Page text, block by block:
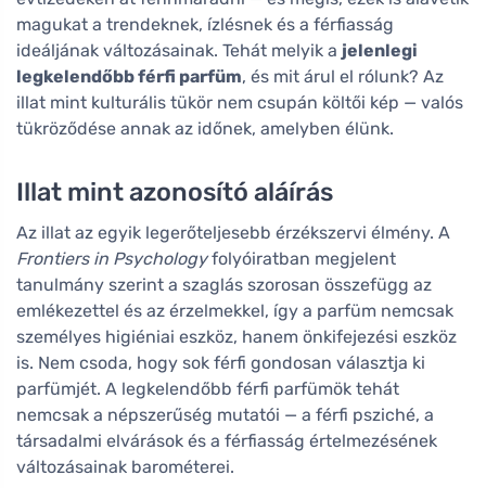
magukat a trendeknek, ízlésnek és a férfiasság
ideáljának változásainak. Tehát melyik a jelenlegi
legkelendőbb férfi parfüm, és mit árul el rólunk? Az
illat mint kulturális tükör nem csupán költői kép — valós
tükröződése annak az időnek, amelyben élünk.
Illat mint azonosító aláírás
Az illat az egyik legerőteljesebb érzékszervi élmény. A
Frontiers in Psychologyfolyóiratban megjelent
tanulmány szerint a szaglás szorosan összefügg az
emlékezettel és az érzelmekkel, így a parfüm nemcsak
személyes higiéniai eszköz, hanem önkifejezési eszköz
is. Nem csoda, hogy sok férfi gondosan választja ki
parfümjét. A legkelendőbb férfi parfümök tehát
nemcsak a népszerűség mutatói — a férfi psziché, a
társadalmi elvárások és a férfiasság értelmezésének
változásainak barométerei.